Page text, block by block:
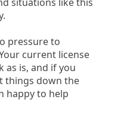
pressure to
current license
as is, and if you
things down the
happy to help